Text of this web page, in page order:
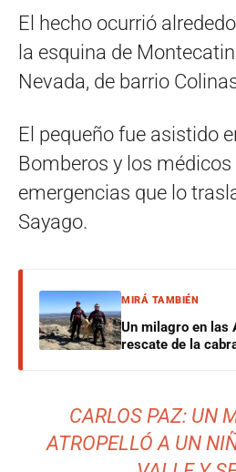
El hecho ocurrió
la esquina de
Nevada, de barrio
El pequeño fue asistido
Bomberos y los
emergencias que lo
Sayago.
MIRÁ TAMBIÉN
Un milagro en las
rescate de la
CARLOS PAZ: UN
ATROPELLÓ A UN